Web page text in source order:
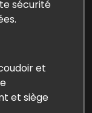
sécurité
et
et siège